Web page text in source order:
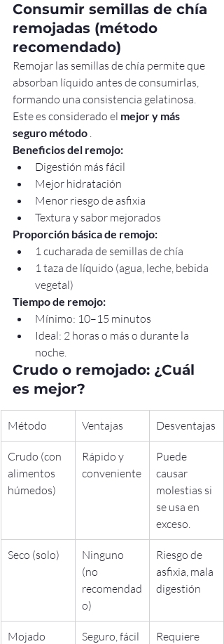
Consumir semillas de chía
remojadas (método
recomendado)
Remojar las semillas de chía permite que
absorban líquido antes de consumirlas,
formando una consistencia gelatinosa.
Este es considerado el mejor y más
seguro método .
Beneficios del remojo:
Digestión más fácil
Mejor hidratación
Menor riesgo de asfixia
Textura y sabor mejorados
Proporción básica de remojo:
1 cucharada de semillas de chía
1 taza de líquido (agua, leche, bebida
vegetal)
Tiempo de remojo:
Mínimo: 10–15 minutos
Ideal: 2 horas o más o durante la
noche.
Crudo o remojado: ¿Cuál
es mejor?
Método Ventajas Desventajas
Crudo (con
alimentos
húmedos)
Rápido y
conveniente
Puede
causar
molestias si
se usa en
exceso.
Seco (solo)
Ninguno
(no
recomendad
o)
Riesgo de
asfixia, mala
digestión
Mojado
Seguro, fácil
Requiere